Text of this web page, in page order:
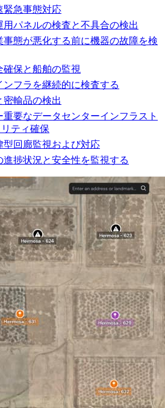
緊急事態対応
用パネルの検査と不具合の検出
事態が悪化する前に機器の故障を検
確保と船舶の監視
ンフラを継続的に検査する
密輸品の検出
重要なデータセンターインフラスト
ティ確保
型回廊監視および対応
進捗状況と安全性を監視する